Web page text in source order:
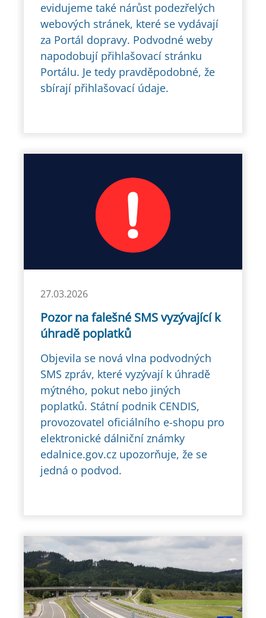
evidujeme také nárůst podezřelých
webových stránek, které se vydávají
za Portál dopravy. Podvodné weby
napodobují přihlašovací stránku
Portálu. Je tedy pravděpodobné, že
sbírají přihlašovací údaje.
27.03.2026
Pozor na falešné SMS vyzývající k
úhradě poplatků
Objevila se nová vlna podvodných
SMS zpráv, které vyzývají k úhradě
mýtného, pokut nebo jiných
poplatků. Státní podnik CENDIS,
provozovatel oficiálního e-shopu pro
elektronické dálniční známky
edalnice.gov.cz upozorňuje, že se
jedná o podvod.